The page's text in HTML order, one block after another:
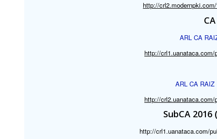
http://
ARL CA
http://
ARL CA RAIZ
http://
SubCA 2016
http://crl1.uanataca.com/